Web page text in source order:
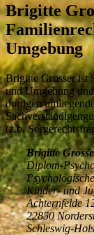
Brigitte
Umgebung
Brigitte Grosser ist
und Umgebung
dortigen/
(z.b.
Brigitte
Diplom-
Kinder- und
Achternfelde
22850
Schleswig-